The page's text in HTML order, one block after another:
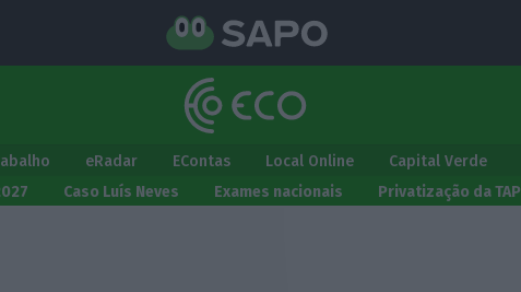
eRadar EContas Local Online Capital Verde
Caso Luís Neves Exames nacionais Privatização da TAP